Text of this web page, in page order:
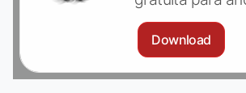
Download